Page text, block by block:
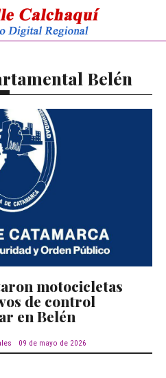
Belén
motocicletas
de control
en Belén
09 de mayo de 2026